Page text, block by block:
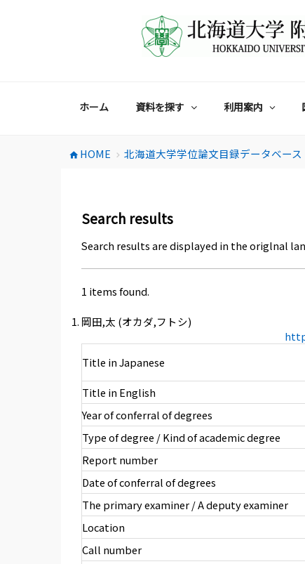
ホーム 資料を探す 利用案内
home HOME chevron_right 北海道大学学位論文目録データベース
Search results
Search results are displayed in the origlnal
1 items found.
岡田,太 (オカダ,フトシ)
Title in Japanese
Title in English
Year of conferral of degrees
Type of degree / Kind of academic degree
Report number
Date of conferral of degrees
The primary examiner / A deputy examiner
Location
Call number